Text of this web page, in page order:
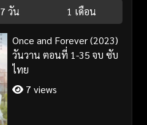
7 วัน 1 เดือน
Once and Forever (2023)
วันวาน ตอนที่ 1-35 จบ ซับ
ไทย
7 views